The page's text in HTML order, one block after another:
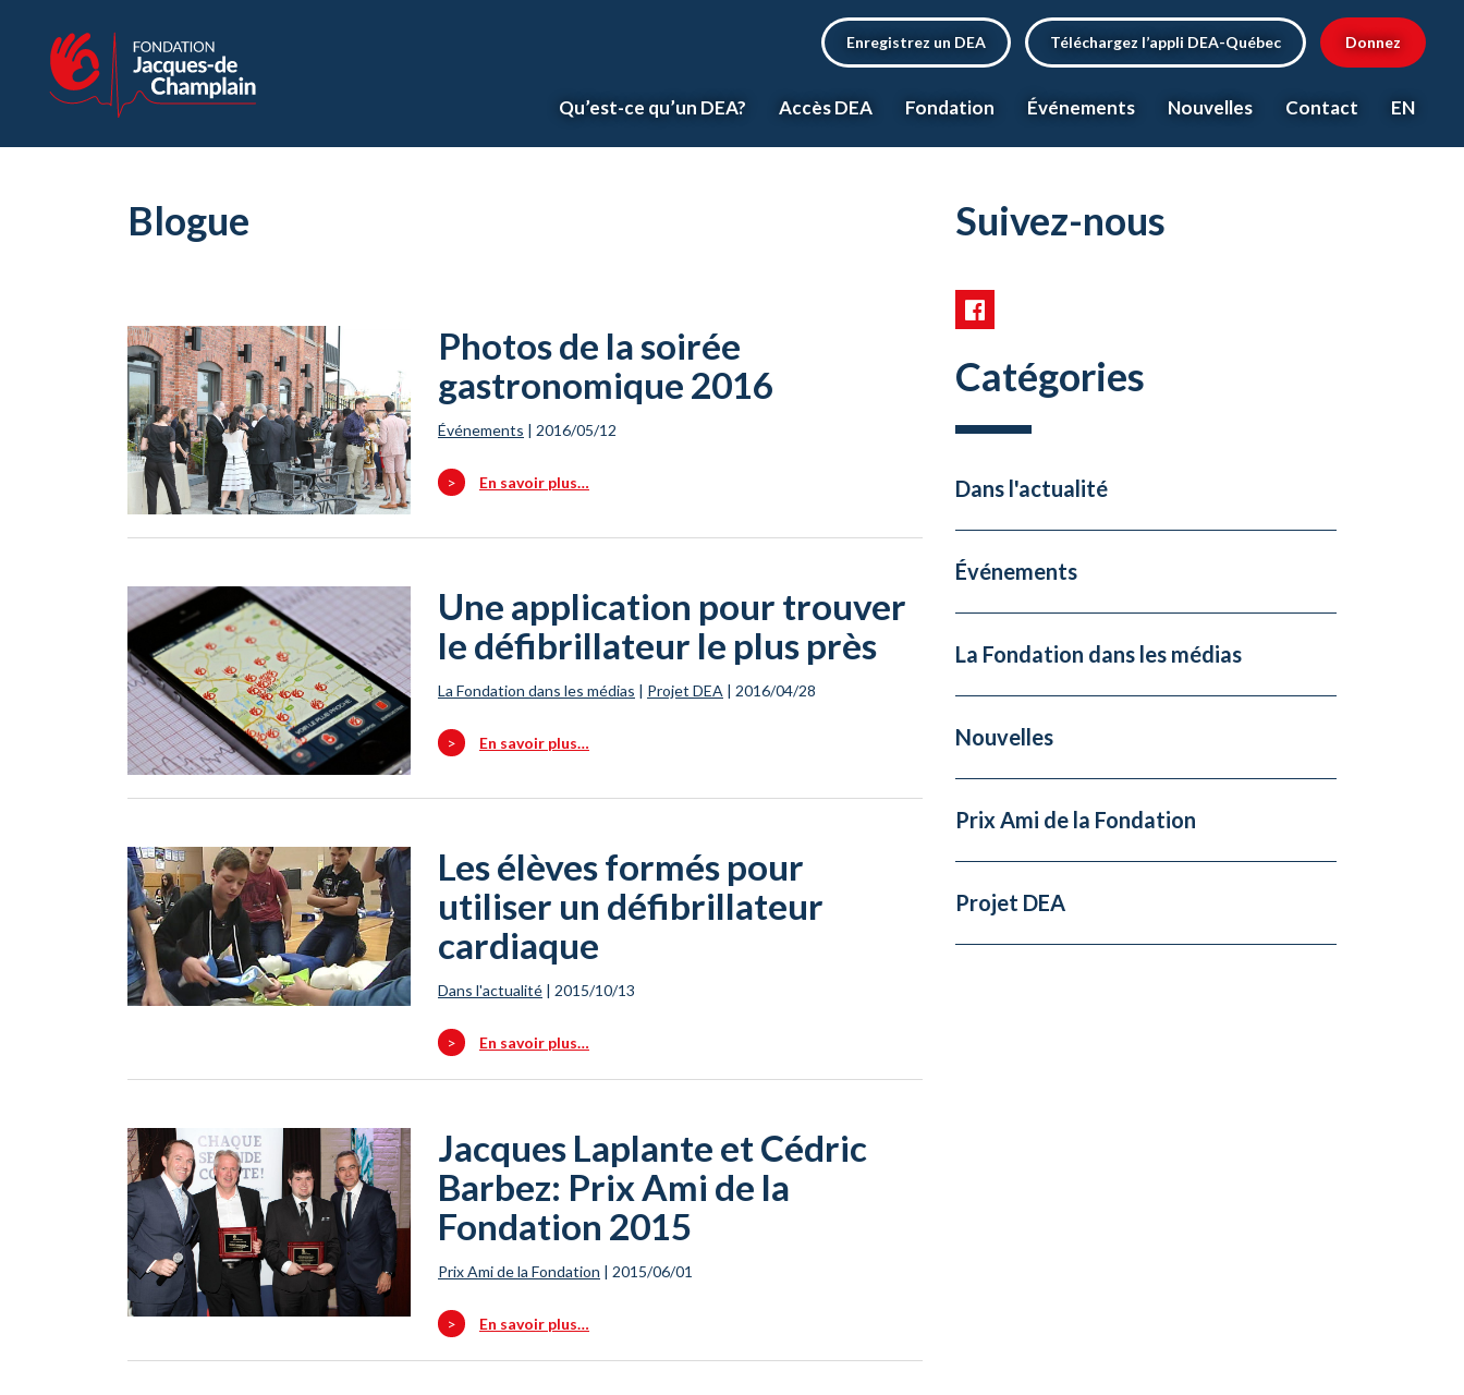
Enregistrez un DEA Téléchargez l’appli DEA-Québec Donnez
Qu’est-ce qu’un DEA? Accès DEA Fondation Événements Nouvelles Contact EN
Blogue
Photos de la soirée
gastronomique 2016
Événements | 2016/05/12
> En savoir plus…
Une application pour trouver
le défibrillateur le plus près
La Fondation dans les médias | Projet DEA | 2016/04/28
> En savoir plus…
Les élèves formés pour
utiliser un défibrillateur
cardiaque
Dans l'actualité | 2015/10/13
> En savoir plus…
Jacques Laplante et Cédric
Barbez: Prix Ami de la
Fondation 2015
Prix Ami de la Fondation | 2015/06/01
> En savoir plus…
Suivez-nous
Catégories
Dans l'actualité
Événements
La Fondation dans les médias
Nouvelles
Prix Ami de la Fondation
Projet DEA